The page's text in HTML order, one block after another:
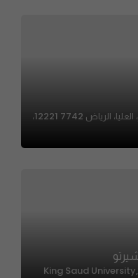
3817 طريق الأمير سلطان بن عبدالعزيز، العليا، الرياض 12221 7742،
4962, King Saud